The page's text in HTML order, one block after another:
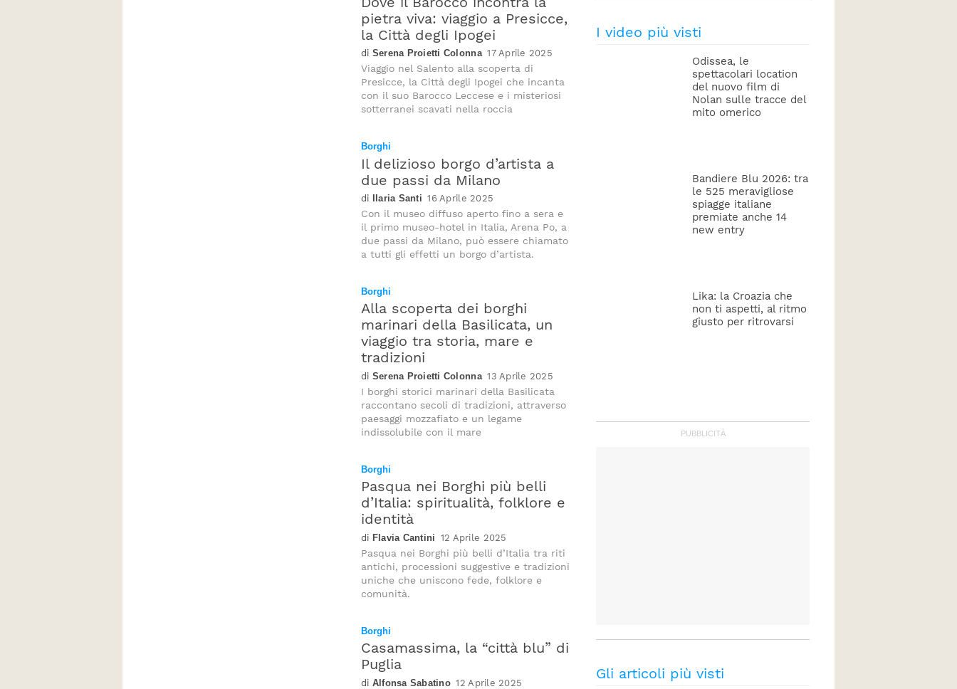
pietra viva: viaggio a Presicce,
la Città degli Ipogei
Serena Proietti Colonna 17 Aprile 2025
Viaggio nel Salento alla scoperta di
Presicce, la Città degli Ipogei che incanta
con il suo Barocco Leccese e i misteriosi
sotterranei scavati nella roccia
Borghi
Il delizioso borgo d’artista a
due passi da Milano
Ilaria Santi 16 Aprile 2025
Con il museo diffuso aperto fino a sera e
il primo museo-hotel in Italia, Arena Po, a
due passi da Milano, può essere chiamato
a tutti gli effetti un borgo d’artista.
Borghi
Alla scoperta dei borghi
marinari della Basilicata, un
viaggio tra storia, mare e
tradizioni
Serena Proietti Colonna 13 Aprile 2025
I borghi storici marinari della Basilicata
raccontano secoli di tradizioni, attraverso
paesaggi mozzafiato e un legame
indissolubile con il mare
Borghi
Pasqua nei Borghi più belli
d’Italia: spiritualità, folklore e
identità
Flavia Cantini 12 Aprile 2025
Pasqua nei Borghi più belli d’Italia tra riti
antichi, processioni suggestive e tradizioni
uniche che uniscono fede, folklore e
comunità.
Borghi
Casamassima, la “città blu” di
Puglia
Alfonsa Sabatino 12 Aprile 2025
I video più visti
Odissea, le
spettacolari location
del nuovo film di
Nolan sulle tracce del
mito omerico
Bandiere Blu 2026: tra
le 525 meravigliose
spiagge italiane
premiate anche 14
new entry
Lika: la Croazia che
non ti aspetti, al ritmo
giusto per ritrovarsi
Gli articoli più visti